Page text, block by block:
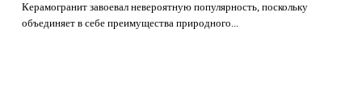
Керамогранит завоевал невероятную популярность, поскольку
объединяет в себе преимущества природного...